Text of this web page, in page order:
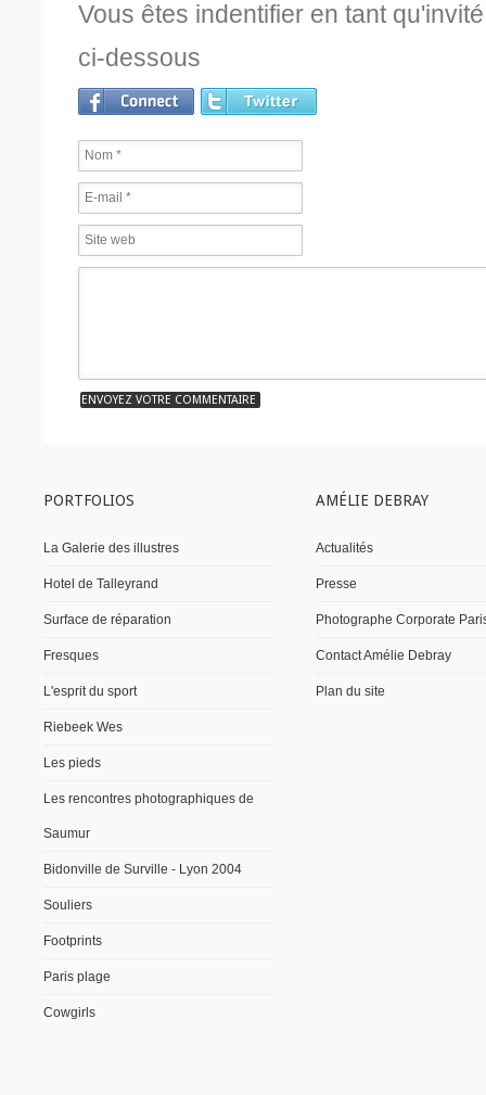
Vous êtes indentifier en tant
ci-dessous
PORTFOLIOS
La Galerie des illustres
Hotel de Talleyrand
Surface de réparation
Fresques
L'esprit du sport
Riebeek Wes
Les pieds
Les rencontres photographiques de
Saumur
Bidonville de Surville - Lyon 2004
Souliers
Footprints
Paris plage
Cowgirls
AMÉLIE DEBRAY
Actualités
Presse
Photographe Corporate
Contact Amélie Debray
Plan du site